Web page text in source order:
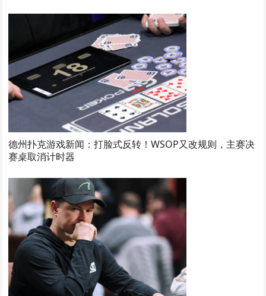
德州扑克游戏新闻：打脸式反转！WSOP又改规则，主赛决
赛桌取消计时器